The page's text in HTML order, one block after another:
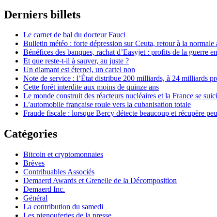
Derniers billets
Le carnet de bal du docteur Fauci
Bulletin météo : forte dépression sur Ceuta, retour à la
Bénéfices des banques, rachat d’Easyjet : profits de la guerre
Et que reste-t-il à sauver, au juste ?
Un diamant est éternel, un cartel non
Note de service : l’État distribue 200 milliards, à 24 milliards
Cette forêt interdite aux moins de quinze ans
Le monde construit des réacteurs nucléaires et la France se
L’automobile française roule vers la cubanisation totale
Fraude fiscale : lorsque Bercy détecte beaucoup et récupère peu
Catégories
Bitcoin et cryptomonnaies
Brèves
Contribuables Associés
Demaerd Awards et Grenelle de la Décomposition
Demaerd Inc.
Général
La contribution du samedi